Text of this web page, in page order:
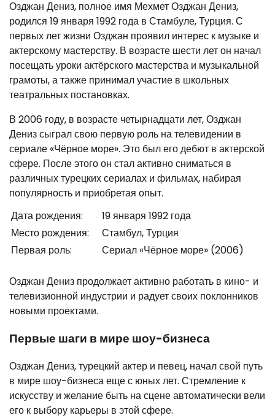
Озджан Дениз, полное имя Мехмет Озджан Дениз,
родился 19 января 1992 года в Стамбуле, Турция. С
первых лет жизни Озджан проявил интерес к музыке и
актерскому мастерству. В возрасте шести лет он начал
посещать уроки актёрского мастерства и музыкальной
грамоты, а также принимал участие в школьных
театральных постановках.
В 2006 году, в возрасте четырнадцати лет, Озджан
Дениз сыграл свою первую роль на телевидении в
сериале «Чёрное море». Это был его дебют в актерской
сфере. После этого он стал активно сниматься в
различных турецких сериалах и фильмах, набирая
популярность и приобретая опыт.
Дата рождения:
19 января 1992 года
Место рождения:
Стамбул, Турция
Первая роль:
Сериал «Чёрное море» (2006)
Озджан Дениз продолжает активно работать в кино- и
телевизионной индустрии и радует своих поклонников
новыми проектами.
Первые шаги в мире шоу-бизнеса
Озджан Дениз, турецкий актер и певец, начал свой путь
в мире шоу-бизнеса еще с юных лет. Стремление к
искусству и желание быть на сцене автоматически вели
его к выбору карьеры в этой сфере.